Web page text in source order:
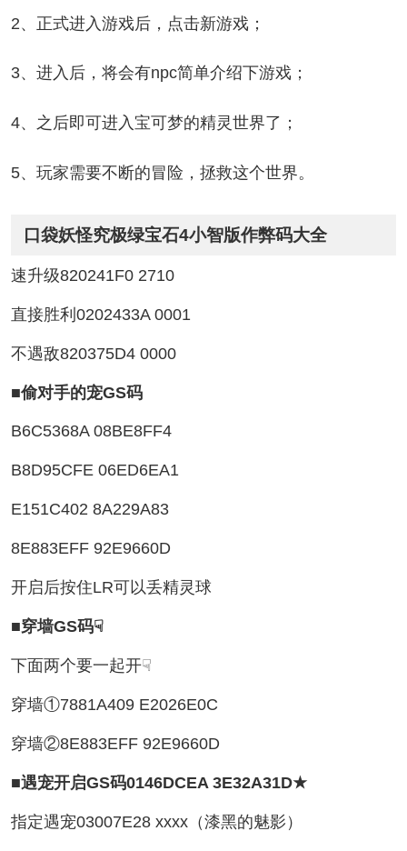
2、正式进入游戏后，点击新游戏；
3、进入后，将会有npc简单介绍下游戏；
4、之后即可进入宝可梦的精灵世界了；
5、玩家需要不断的冒险，拯救这个世界。
口袋妖怪究极绿宝石4小智版作弊码大全
速升级820241F0 2710
直接胜利0202433A 0001
不遇敌820375D4 0000
■偷对手的宠GS码
B6C5368A 08BE8FF4
B8D95CFE 06ED6EA1
E151C402 8A229A83
8E883EFF 92E9660D
开启后按住LR可以丢精灵球
■穿墙GS码☟
下面两个要一起开☟
穿墙①7881A409 E2026E0C
穿墙②8E883EFF 92E9660D
■遇宠开启GS码0146DCEA 3E32A31D★
指定遇宠03007E28 xxxx（漆黑的魅影）